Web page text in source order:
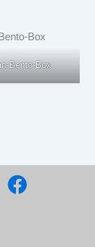
Bento-Box